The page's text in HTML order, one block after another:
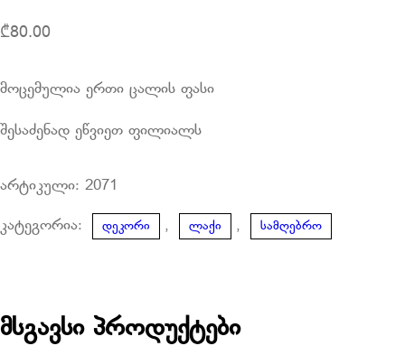
₾80.00
მოცემულია ერთი ცალის ფასი
შესაძენად ეწვიეთ ფილიალს
არტიკული: 2071
კატეგორია: დეკორი , ლაქი , სამღებრო
მსგავსი პროდუქტები